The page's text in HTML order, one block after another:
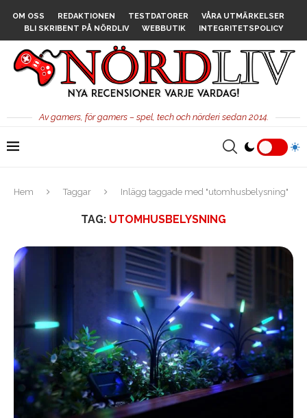
OM OSS REDAKTIONEN TESTDATORER
VÅRA UTMÄRKELSER
BLI SKRIBENT PÅ NÖRDLIV
WEBBUTIK INTEGRITETSPOLICY
Av gamers, för gamers – spel, tech och nörderi sedan 2014.
Hem Taggar Inlägg taggade med "utomhusbelysning"
TAG: UTOMHUSBELYSNING